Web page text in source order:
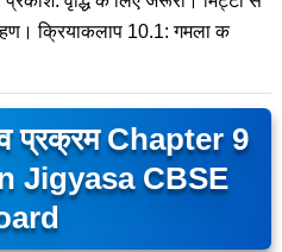
क्रियाकलाप 10.1: गमला क
Chapter 9
Jigyasa CBSE